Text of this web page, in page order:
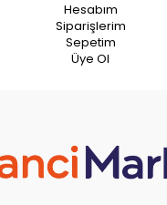
Hesabım
Siparişlerim
Sepetim
Üye Ol